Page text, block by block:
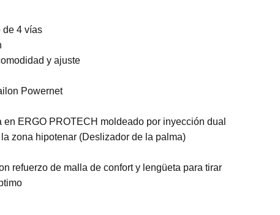
de 4 vías
y ajuste
Powernet
ERGO PROTECH moldeado por inyección dual
zona hipotenar (Deslizador de la palma)
refuerzo de malla de confort y lengüeta para tirar